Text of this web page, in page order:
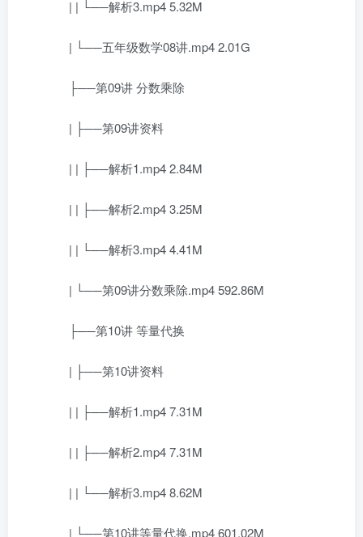
| | └──解析3.mp4 5.32M
| └──五年级数学08讲.mp4 2.01G
├──第09讲 分数乘除
| ├──第09讲资料
| | ├──解析1.mp4 2.84M
| | ├──解析2.mp4 3.25M
| | └──解析3.mp4 4.41M
| └──第09讲分数乘除.mp4 592.86M
├──第10讲 等量代换
| ├──第10讲资料
| | ├──解析1.mp4 7.31M
| | ├──解析2.mp4 7.31M
| | └──解析3.mp4 8.62M
| └──第10讲等量代换.mp4 601.02M